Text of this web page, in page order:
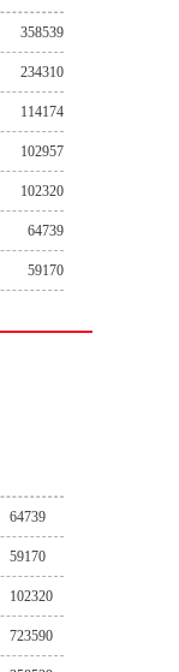
358539
234310
114174
102957
102320
64739
59170
64739
59170
102320
723590